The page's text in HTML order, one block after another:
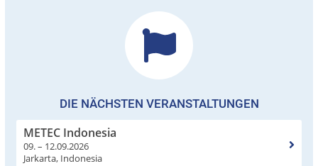
DIE NÄCHSTEN VERANSTALTUNGEN
METEC Indonesia
09. – 12.09.2026
Jarkarta, Indonesia